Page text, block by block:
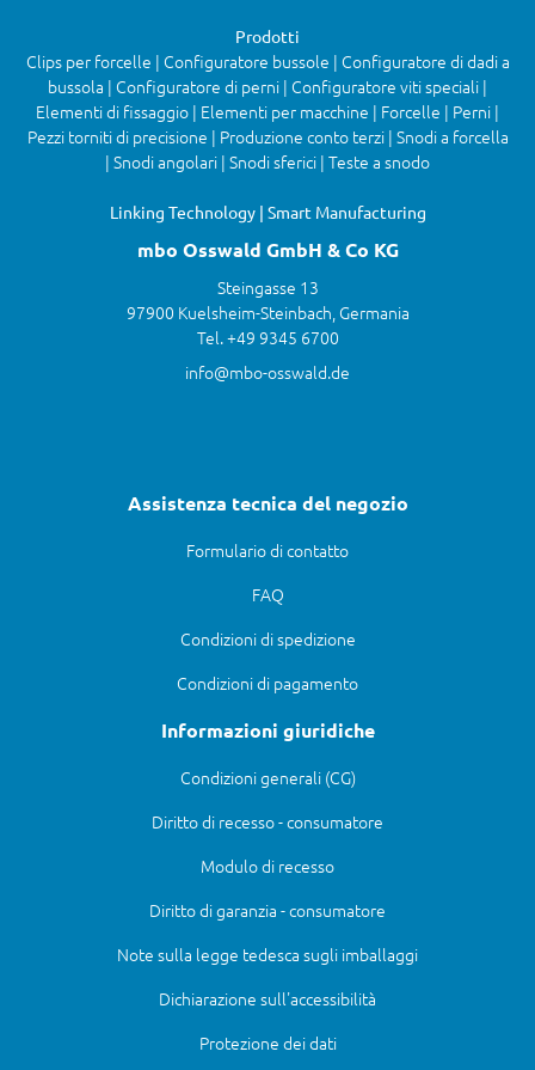
Prodotti
Clips per forcelle | Configuratore bussole | Configuratore di dadi a
bussola | Configuratore di perni | Configuratore viti speciali |
Elementi di fissaggio | Elementi per macchine | Forcelle | Perni |
Pezzi torniti di precisione | Produzione conto terzi | Snodi a forcella
| Snodi angolari | Snodi sferici | Teste a snodo
Linking Technology | Smart Manufacturing
mbo Osswald GmbH & Co KG
Steingasse 13
97900 Kuelsheim-Steinbach, Germania
Tel. +49 9345 6700
info@mbo-osswald.de
Assistenza tecnica del negozio
Formulario di contatto
FAQ
Condizioni di spedizione
Condizioni di pagamento
Informazioni giuridiche
Condizioni generali (CG)
Diritto di recesso - consumatore
Modulo di recesso
Diritto di garanzia - consumatore
Note sulla legge tedesca sugli imballaggi
Dichiarazione sull'accessibilità
Protezione dei dati